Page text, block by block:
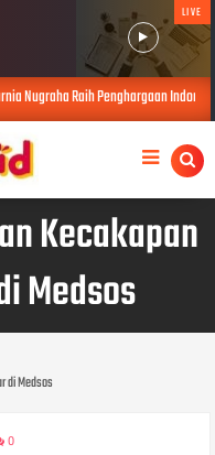
LIVE
Nugraha Raih Penghargaan
Kecakapan
Medsos
di Medsos
0